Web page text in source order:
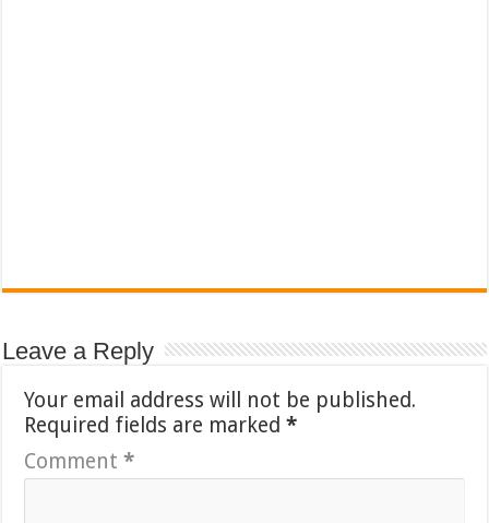
Leave a Reply
Your email address will not be published.
Required fields are marked*
Comment*